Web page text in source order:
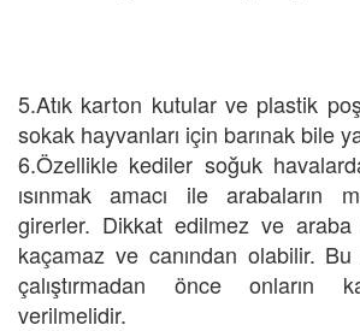
5.Atık karton kutular ve plastik
sokak hayvanları için barınak bile
6.Özellikle kediler soğuk
ısınmak amacı ile arabaların
girerler. Dikkat edilmez ve araba
kaçamaz ve canından olabilir. Bu
çalıştırmadan önce onların
verilmelidir.